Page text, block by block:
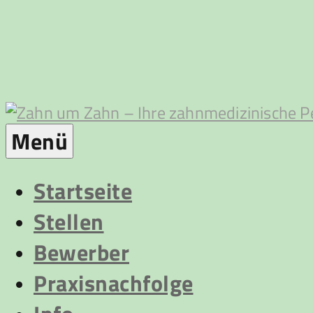
Zahn
um
Zahn
Menü
Startseite
Stellen
Bewerber
Praxisnachfolge